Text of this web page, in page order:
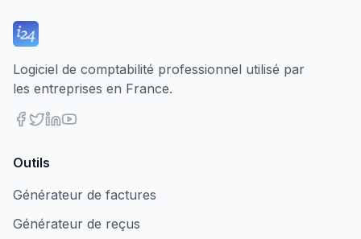
Logiciel de comptabilité professionnel utilisé par
les entreprises en France.
Outils
Générateur de factures
Générateur de reçus